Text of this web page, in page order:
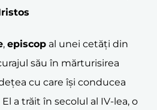
, episcop al unei cetăți din
său în mărturisirea
cu care își conducea
a trăit în secolul al IV-lea, o